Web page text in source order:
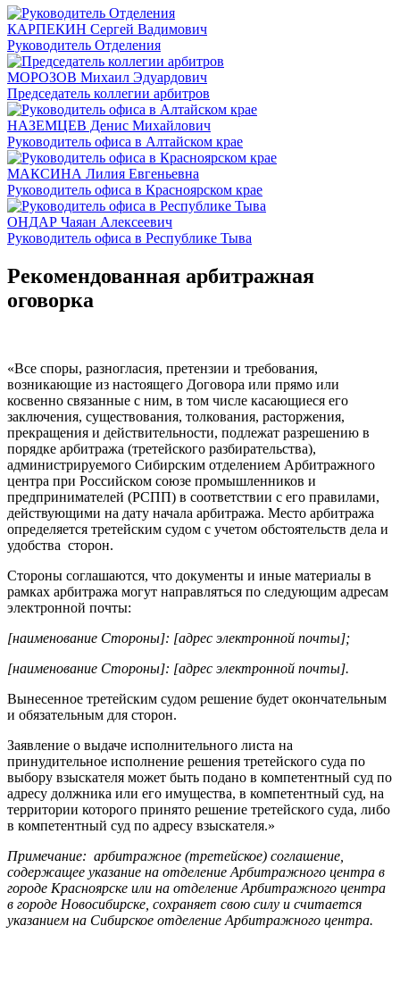
КАРПЕКИН Сергей Вадимович
Руководитель Отделения
МОРОЗОВ Михаил Эдуардович
Председатель коллегии арбитров
НАЗЕМЦЕВ Денис Михайлович
Руководитель офиса в Алтайском крае
МАКСИНА Лилия Евгеньевна
Руководитель офиса в Красноярском крае
ОНДАР Чаяан Алексеевич
Руководитель офиса в Республике Тыва
Рекомендованная арбитражная
оговорка
«Все споры, разногласия, претензии и требования,
возникающие из настоящего Договора или прямо или
косвенно связанные с ним, в том числе касающиеся его
заключения, существования, толкования, расторжения,
прекращения и действительности, подлежат разрешению в
порядке арбитража (третейского разбирательства),
администрируемого Сибирским отделением Арбитражного
центра при Российском союзе промышленников и
предпринимателей (РСПП) в соответствии с его правилами,
действующими на дату начала арбитража. Место арбитража
определяется третейским судом с учетом обстоятельств дела и
удобства сторон.
Стороны соглашаются, что документы и иные материалы в
рамках арбитража могут направляться по следующим адресам
электронной почты:
[наименование Стороны]: [адрес электронной почты];
[наименование Стороны]: [адрес электронной почты].
Вынесенное третейским судом решение будет окончательным
и обязательным для сторон.
Заявление о выдаче исполнительного листа на
принудительное исполнение решения третейского суда по
выбору взыскателя может быть подано в компетентный суд по
адресу должника или его имущества, в компетентный суд, на
территории которого принято решение третейского суда, либо
в компетентный суд по адресу взыскателя.»
Примечание: арбитражное (третейское) соглашение,
содержащее указание на отделение Арбитражного центра в
городе Красноярске или на отделение Арбитражного центра
в городе Новосибирске, сохраняет свою силу и считается
указанием на Сибирское отделение Арбитражного центра.